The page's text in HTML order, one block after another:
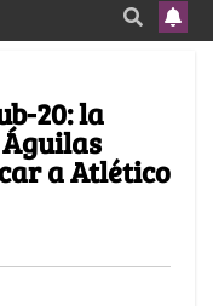
20: la
a Atlético